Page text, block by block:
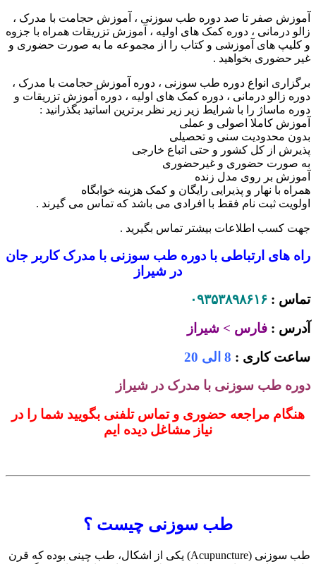
آموزش صفر تا صد دوره طب سوزنی ، آموزش حجامت با مدرک ،
زالو درمانی ، دوره کمک های اولیه ، آموزش تزریقات همراه با جزوه
و کلیپ های آموزشی و کتاب را از مجموعه ما به صورت حضوری و
غیر حضوری بخواهید .
برگزاری انواع دوره طب سوزنی ، دوره آموزش حجامت با مدرک ،
دوره زالو درمانی ، دوره کمک های اولیه ، دوره آموزش تزریقات و
دوره ماساژ را با شرایط زیر زیر نظر برترین اساتید بگذرانید :
آموزش کاملا اصولی و عملی
بدون محدودیت سنی و تحصیلی
پذیرش از کل کشور و حتی اتباع خارجی
به صورت حضوری و غیرحضوری
آموزش بر روی مدل زنده
همراه با نهار و پذیرایی رایگان و کمک هزینه خوابگاه
اولویت ثبت نام فقط با افرادی می باشد که تماس می گیرند .
جهت کسب اطلاعات بیشتر تماس بگیرید .
راه های ارتباطی با دوره طب سوزنی با مدرک کاربر جان
در شیراز
تماس : ۰۹۳۵۳۸۹۸۶۱۶
آدرس : فارس > شیراز
ساعت کاری : 8 الی 20
دوره طب سوزنی با مدرک در شیراز
هنگام مراجعه حضوری و تماس تلفنی بگویید شما را در
نیاز مشاغل دیده ایم
طب سوزنی چیست ؟
طب سوزنی (Acupuncture) یکی از اشکال، طب چینی بوده که قرن